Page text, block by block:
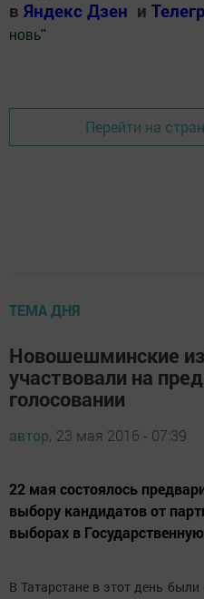
в Яндекс Дзен и
новь"
Перейти на
ТЕМА ДНЯ
Новошешминские
участвовали на
голосовании
автор, 23 мая 2016 - 07:39
22 мая состоялось
выбору кандидатов от
выборах в
В Татарстане в этот день